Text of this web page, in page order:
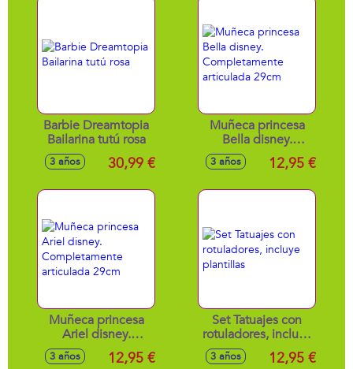
Barbie Dreamtopia
Bailarina tutú rosa
3 años 30,99 €
Muñeca princesa
Bella disney.
Completamente
articulada 29cm
3 años 12,95 €
Muñeca princesa
Ariel disney.
Completamente
articulada 29cm
3 años 12,95 €
Set Tatuajes con
rotuladores, incluye
plantillas
3 años 12,95 €